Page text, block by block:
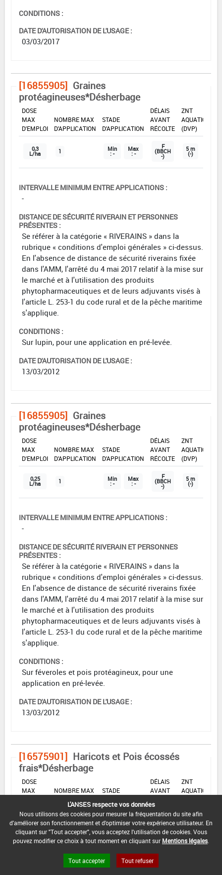
CONDITIONS :
DATE D'AUTORISATION DE L'USAGE :
03/03/2017
[16855905] Graines
protéagineuses*Désherbage
DOSE
MAX
D'EMPLOI
NOMBRE MAX
D'APPLICATION
STADE
D'APPLICATION
DÉLAIS
AVANT
RÉCOLTE
ZNT
AQUATIQUE
(DVP)
0,3
L/ha 1 Min
: -
Max
: -
F
(BBCH
-)
5 m
(-)
INTERVALLE MINIMUM ENTRE APPLICATIONS :
-
DISTANCE DE SÉCURITÉ RIVERAIN ET PERSONNES
PRÉSENTES :
Se référer à la catégorie « RIVERAINS » dans la
rubrique « conditions d'emploi générales » ci-dessus.
En l'absence de distance de sécurité riverains fixée
dans l'AMM, l'arrêté du 4 mai 2017 relatif à la mise sur
le marché et à l'utilisation des produits
phytopharmaceutiques et de leurs adjuvants visés à
l'article L. 253-1 du code rural et de la pêche maritime
s'applique.
CONDITIONS :
Sur lupin, pour une application en pré-levée.
DATE D'AUTORISATION DE L'USAGE :
13/03/2012
[16855905] Graines
protéagineuses*Désherbage
DOSE
MAX
D'EMPLOI
NOMBRE MAX
D'APPLICATION
STADE
D'APPLICATION
DÉLAIS
AVANT
RÉCOLTE
ZNT
AQUATIQUE
(DVP)
0,25
L/ha 1 Min
: -
Max
: -
F
(BBCH
-)
5 m
(-)
INTERVALLE MINIMUM ENTRE APPLICATIONS :
-
DISTANCE DE SÉCURITÉ RIVERAIN ET PERSONNES
PRÉSENTES :
Se référer à la catégorie « RIVERAINS » dans la
rubrique « conditions d'emploi générales » ci-dessus.
En l'absence de distance de sécurité riverains fixée
dans l'AMM, l'arrêté du 4 mai 2017 relatif à la mise sur
le marché et à l'utilisation des produits
phytopharmaceutiques et de leurs adjuvants visés à
l'article L. 253-1 du code rural et de la pêche maritime
s'applique.
CONDITIONS :
Sur féveroles et pois protéagineux, pour une
application en pré-levée.
DATE D'AUTORISATION DE L'USAGE :
13/03/2012
[16575901] Haricots et Pois écossés
frais*Désherbage
DOSE
MAX
NOMBRE MAX
STADE
DÉLAIS
AVANT
ZNT
AQUATIQUE
L/ha 1 Min
: - : -
F
(BBCH
-) (-)
INTERVALLE MINIMUM ENTRE APPLICATIONS :
L'ANSES respecte vos données
Nous utilisons des cookies pour mesurer la fréquentation du site afin
d'améliorer son fonctionnement et d'optimiser votre expérience utilisateur. En
cliquant sur "Tout accepter", vous acceptez l'utilisation de cookies. Vous
pouvez modifier ce choix à tout moment en cliquant sur Mentions légales
Tout accepter Tout refuser